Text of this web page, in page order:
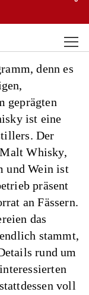
denn es
geprägten
ist eine
Der
Whisky,
und Wein ist
präsent
an Fässern.
das
stammt,
rund um
voll